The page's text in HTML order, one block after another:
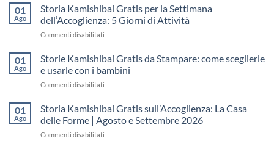
Kamishibai
sull’Accoglienza:
il
“fare
una
lezione
01
Ago
Storia Kamishibai Gratis per la Settimana
dell’Accoglienza: 5 Giorni di Attività
Commenti disabilitati
Kamishibai
per
dell’Accoglienza:
Giorni
01
Ago
Storie Kamishibai Gratis da Stampare: come sceglierle
e usarle con i bambini
Commenti disabilitati
Kamishibai
da
01
Ago
Storia Kamishibai Gratis sull’Accoglienza: La Casa
delle Forme | Agosto e Settembre 2026
Commenti disabilitati